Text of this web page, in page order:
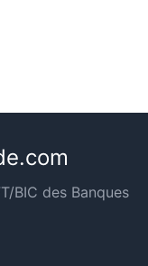
BIC des Banques